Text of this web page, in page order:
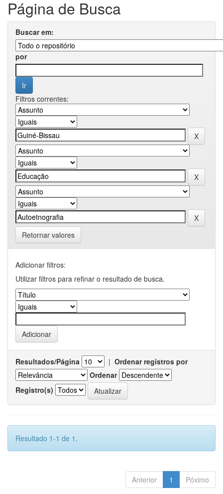
Página de Busca
Buscar em:
por
Filtros correntes:
Retornar valores
Adicionar filtros:
Utilizar filtros para refinar o resultado de busca.
Resultados/Página | Ordenar registros por
Ordenar
Registro(s)
Resultado 1-1 de 1.
Anterior 1 Póximo